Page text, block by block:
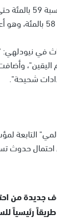
أدى الإغلاق الفعلي
نيودلهي:
اليقين"،
شحيحة".
التابعة
حدوث
جديدة من
رئيسياً